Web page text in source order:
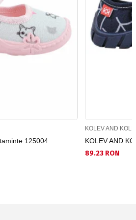
125004
KOLEV AND
KOLEV AND
89.23 RON